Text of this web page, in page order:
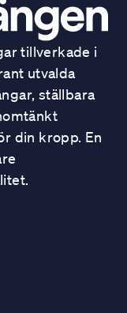
tillverkade i
utvalda
ställbara
din kropp. En